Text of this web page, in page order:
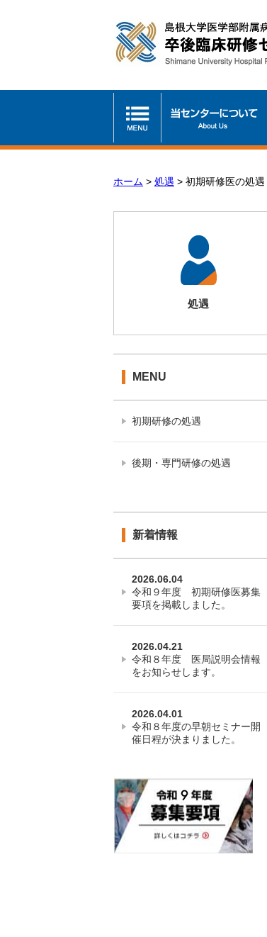
ホーム > 処遇 > 初期研修医の処遇
処遇
MENU
初期研修の処遇
後期・専門研修の処遇
新着情報
2026.06.04
令和９年度 初期研修医募集
要項を掲載しました。
2026.04.21
令和８年度 医局説明会情報
をお知らせします。
2026.04.01
令和８年度の早朝セミナー開
催日程が決まりました。